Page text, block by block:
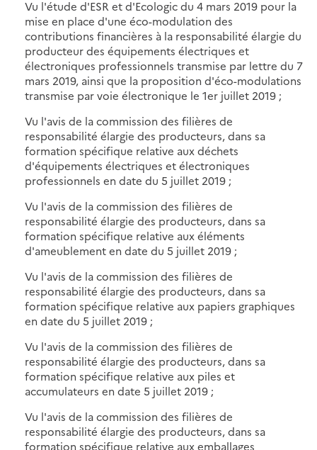
Vu l'étude d'ESR et d'Ecologic du 4 mars 2019 pour la
mise en place d'une éco-modulation des
contributions financières à la responsabilité élargie du
producteur des équipements électriques et
électroniques professionnels transmise par lettre du 7
mars 2019, ainsi que la proposition d'éco-modulations
transmise par voie électronique le 1er juillet 2019 ;
Vu l'avis de la commission des filières de
responsabilité élargie des producteurs, dans sa
formation spécifique relative aux déchets
d'équipements électriques et électroniques
professionnels en date du 5 juillet 2019 ;
Vu l'avis de la commission des filières de
responsabilité élargie des producteurs, dans sa
formation spécifique relative aux éléments
d'ameublement en date du 5 juillet 2019 ;
Vu l'avis de la commission des filières de
responsabilité élargie des producteurs, dans sa
formation spécifique relative aux papiers graphiques
en date du 5 juillet 2019 ;
Vu l'avis de la commission des filières de
responsabilité élargie des producteurs, dans sa
formation spécifique relative aux piles et
accumulateurs en date 5 juillet 2019 ;
Vu l'avis de la commission des filières de
responsabilité élargie des producteurs, dans sa
formation spécifique relative aux emballages